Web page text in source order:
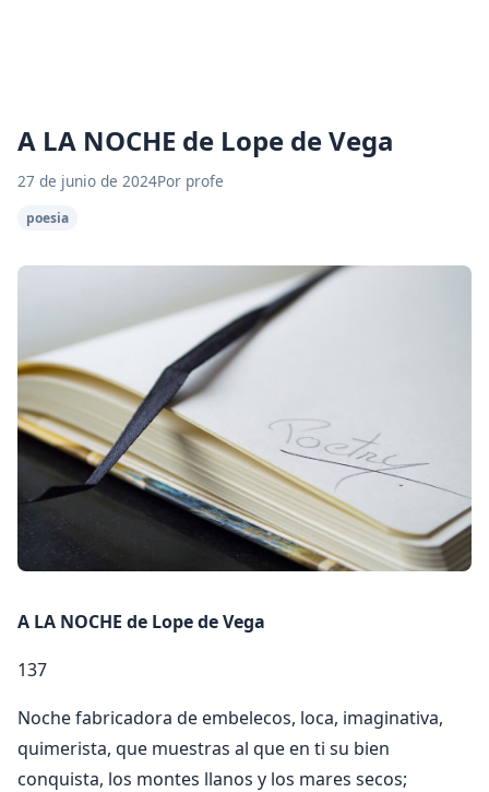
A LA NOCHE de Lope de Vega
27 de junio de 2024Por profe
poesia
A LA NOCHE de Lope de Vega
137
Noche fabricadora de embelecos, loca, imaginativa,
quimerista, que muestras al que en ti su bien
conquista, los montes llanos y los mares secos;